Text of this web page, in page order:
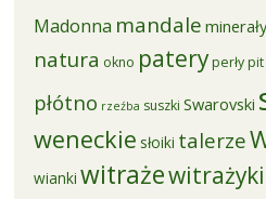
Madonna mandale minerały
natura okno pateryperły
płótno rzeźba suszki Swarovski
weneckie słoiki talerze
wianki witrażewitrażyki